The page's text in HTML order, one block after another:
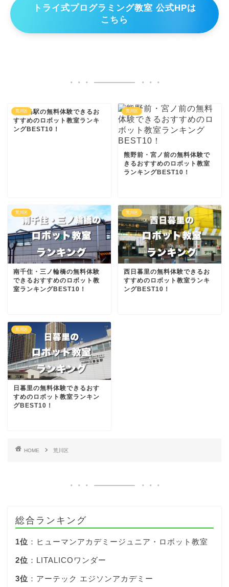
トライ式プログラミング教室 公式HPは
こちら
荒川区
三河島駅の無料体験できるお
すすめのロボット教室ランキ
ングBEST10！
荒川区
熊野前・宮ノ前の無料体験で
きるおすすめのロボット教室
ランキングBEST10！
荒川区
南千住・三ノ輪橋の無料体験
できるおすすめのロボット教
室ランキングBEST10！
荒川区
西日暮里の無料体験できるお
すすめのロボット教室ランキ
ングBEST10！
荒川区
日暮里の無料体験できるおす
すめのロボット教室ランキン
グBEST10！
HOME 荒川区
総合ランキング
1位 ：ヒューマンアカデミージュニア・ロボット教室
2位 ：LITALICOワンダー
3位 ：アーテック エジソンアカデミー